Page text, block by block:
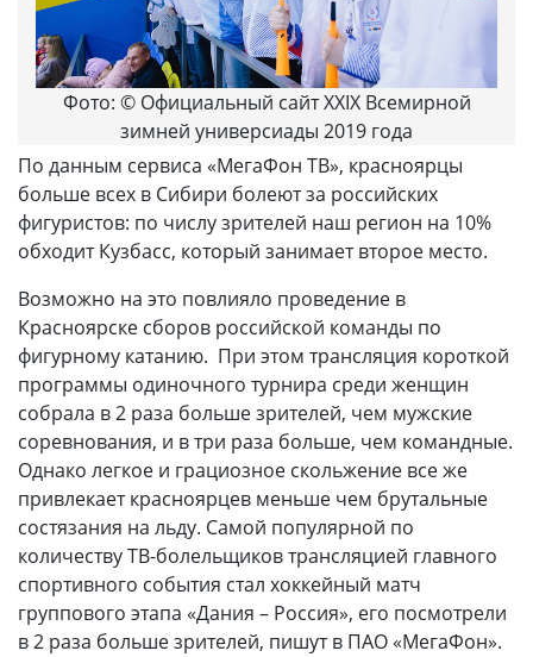
Фото: © Официальный сайт XXIX Всемирной
зимней универсиады 2019 года
По данным сервиса «МегаФон ТВ», красноярцы
больше всех в Сибири болеют за российских
фигуристов: по числу зрителей наш регион на 10%
обходит Кузбасс, который занимает второе место.
Возможно на это повлияло проведение в
Красноярске сборов российской команды по
фигурному катанию. При этом трансляция короткой
программы одиночного турнира среди женщин
собрала в 2 раза больше зрителей, чем мужские
соревнования, и в три раза больше, чем командные.
Однако легкое и грациозное скольжение все же
привлекает красноярцев меньше чем брутальные
состязания на льду. Самой популярной по
количеству ТВ-болельщиков трансляцией главного
спортивного события стал хоккейный матч
группового этапа «Дания – Россия», его посмотрели
в 2 раза больше зрителей, пишут в ПАО «МегаФон».